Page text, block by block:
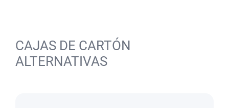
CAJAS DE CARTÓN
ALTERNATIVAS